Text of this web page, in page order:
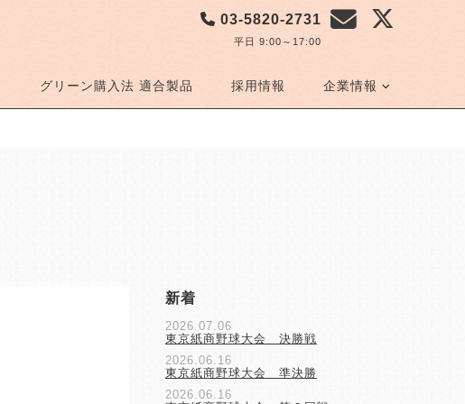
03-5820-2731
平日 9:00～17:00
グリーン購入法 適合製品 採用情報 企業情報
新着
2026.07.06
東京紙商野球大会 決勝戦
2026.06.16
東京紙商野球大会 準決勝
2026.06.16